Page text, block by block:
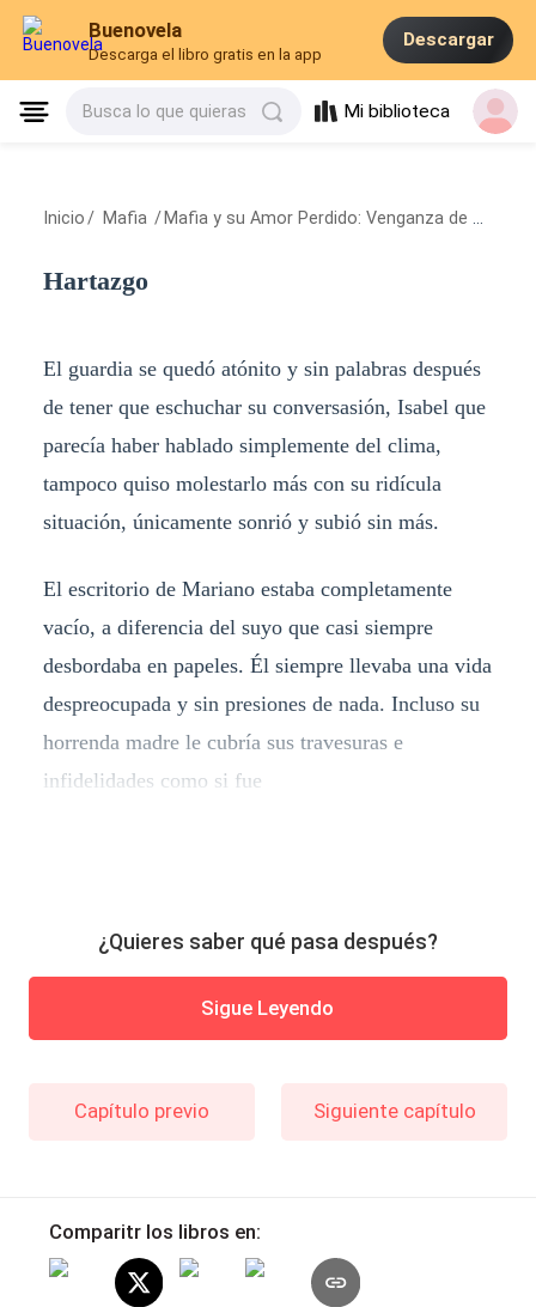
Buenovela
Descarga el libro gratis en la app
Descargar
Busca lo que quieras Mi biblioteca
Inicio / Mafia / Mafia y su Amor Perdido: Venganza de una Madre Traicionada.
Hartazgo
El guardia se quedó atónito y sin palabras después
de tener que eschuchar su conversasión, Isabel que
parecía haber hablado simplemente del clima,
tampoco quiso molestarlo más con su ridícula
situación, únicamente sonrió y subió sin más.
El escritorio de Mariano estaba completamente
vacío, a diferencia del suyo que casi siempre
desbordaba en papeles. Él siempre llevaba una vida
despreocupada y sin presiones de nada. Incluso su
horrenda madre le cubría sus travesuras e
infidelidades como si fue
¿Quieres saber qué pasa después?
Sigue Leyendo
Capítulo previo Siguiente capítulo
Comparitr los libros en: